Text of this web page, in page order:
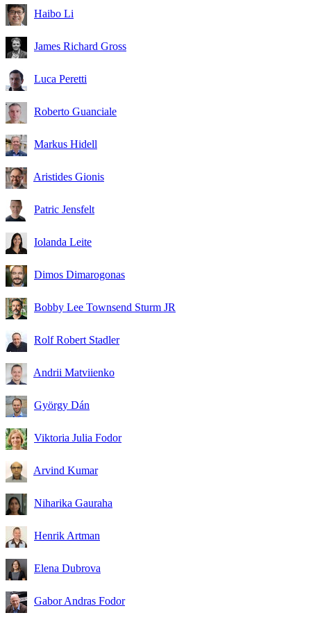
Haibo Li
James Richard Gross
Luca Peretti
Roberto Guanciale
Markus Hidell
Aristides Gionis
Patric Jensfelt
Iolanda Leite
Dimos Dimarogonas
Bobby Lee Townsend Sturm JR
Rolf Robert Stadler
Andrii Matviienko
György Dán
Viktoria Julia Fodor
Arvind Kumar
Niharika Gauraha
Henrik Artman
Elena Dubrova
Gabor Andras Fodor